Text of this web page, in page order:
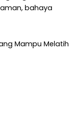
bahaya
Mampu Melatih